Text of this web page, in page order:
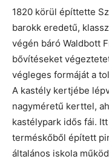
1820 körül építtette
barokk eredetű,
végén báró Waldbott
bővítéseket
végleges formáját a
A kastély kertjébe
nagyméretű kerttel,
kastélypark idős fái.
terméskőből épített
általános iskola